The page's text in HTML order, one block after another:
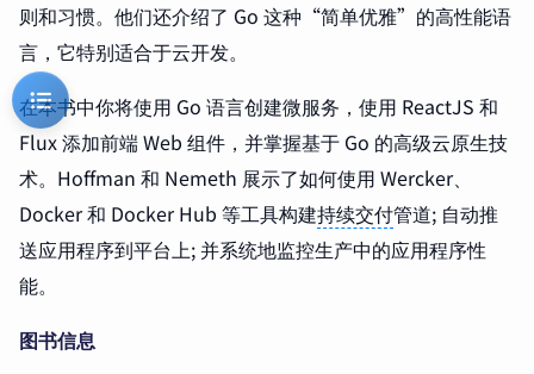
则和习惯。他们还介绍了 Go 这种“简单优雅”的高性能语
言，它特别适合于云开发。
在本书中你将使用 Go 语言创建微服务，使用 ReactJS 和
Flux 添加前端 Web 组件，并掌握基于 Go 的高级云原生技
术。Hoffman 和 Nemeth 展示了如何使用 Wercker、
Docker 和 Docker Hub 等工具构建持续交付管道; 自动推
送应用程序到平台上; 并系统地监控生产中的应用程序性
能。
图书信息